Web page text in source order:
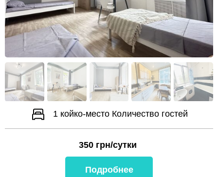
1 койко-место Количество гостей
350 грн/сутки
Подробнее